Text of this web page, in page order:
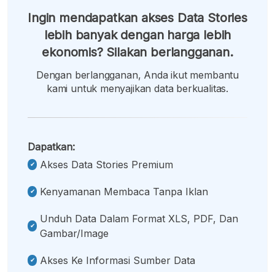
Ingin mendapatkan akses Data Stories
lebih banyak dengan harga lebih
ekonomis? Silakan berlangganan.
Dengan berlangganan, Anda ikut membantu
kami untuk menyajikan data berkualitas.
Dapatkan:
Akses Data Stories Premium
Kenyamanan Membaca Tanpa Iklan
Unduh Data Dalam Format XLS, PDF, Dan
Gambar/image
Akses Ke Informasi Sumber Data